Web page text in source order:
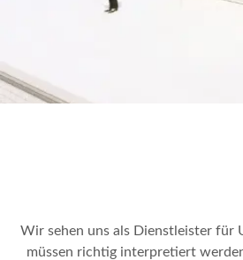
Wir sehen uns als Dienstleister für
müssen richtig interpretiert